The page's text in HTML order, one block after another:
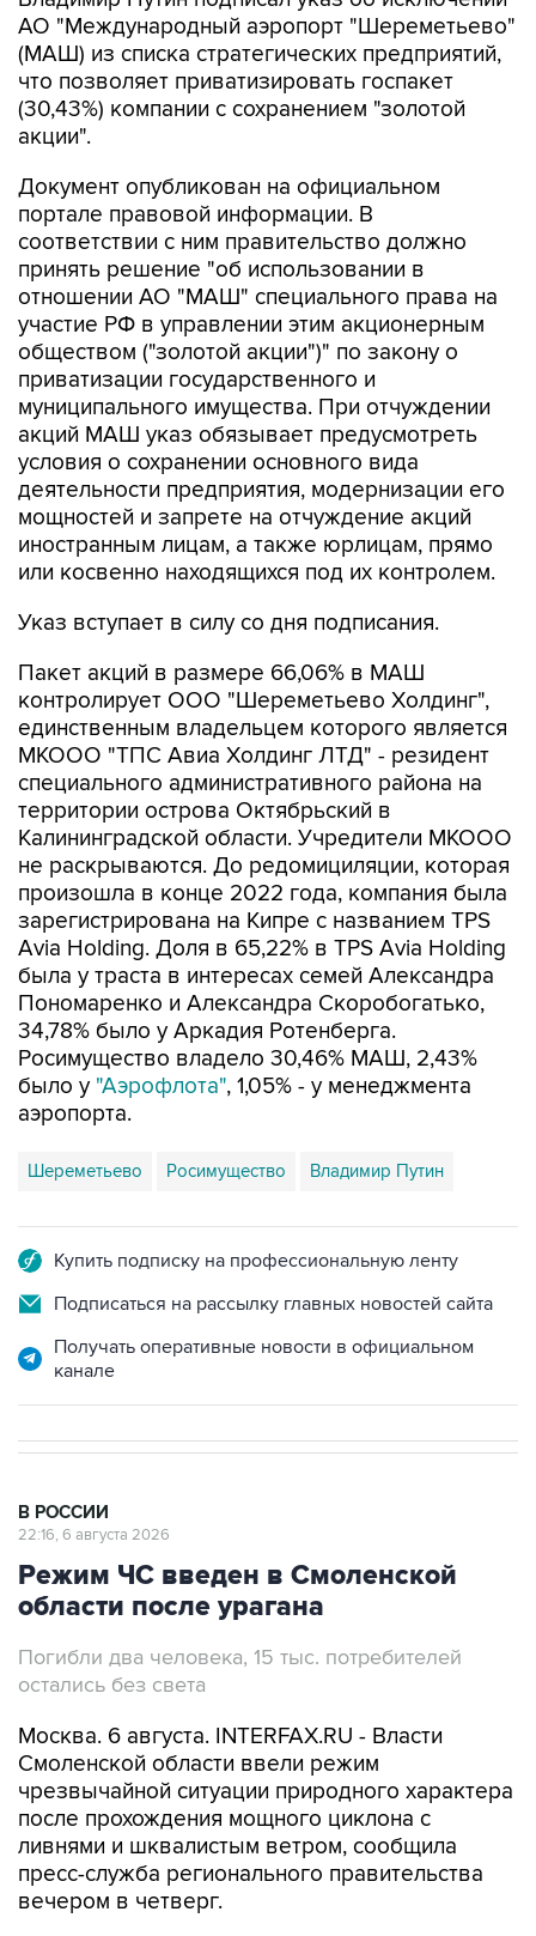
АО "Международный аэропорт "Шереметьево"
(МАШ) из списка стратегических предприятий,
что позволяет приватизировать госпакет
(30,43%) компании с сохранением "золотой
акции".
Документ опубликован на официальном
портале правовой информации. В
соответствии с ним правительство должно
принять решение "об использовании в
отношении АО "МАШ" специального права на
участие РФ в управлении этим акционерным
обществом ("золотой акции")" по закону о
приватизации государственного и
муниципального имущества. При отчуждении
акций МАШ указ обязывает предусмотреть
условия о сохранении основного вида
деятельности предприятия, модернизации его
мощностей и запрете на отчуждение акций
иностранным лицам, а также юрлицам, прямо
или косвенно находящихся под их контролем.
Указ вступает в силу со дня подписания.
Пакет акций в размере 66,06% в МАШ
контролирует ООО "Шереметьево Холдинг",
единственным владельцем которого является
МКООО "ТПС Авиа Холдинг ЛТД" - резидент
специального административного района на
территории острова Октябрьский в
Калининградской области. Учредители МКООО
не раскрываются. До редомициляции, которая
произошла в конце 2022 года, компания была
зарегистрирована на Кипре с названием TPS
Avia Holding. Доля в 65,22% в TPS Avia Holding
была у траста в интересах семей Александра
Пономаренко и Александра Скоробогатько,
34,78% было у Аркадия Ротенберга.
Росимущество владело 30,46% МАШ, 2,43%
было у "Аэрофлота", 1,05% - у менеджмента
аэропорта.
Шереметьево Росимущество Владимир Путин
Купить подписку на профессиональную ленту
Подписаться на рассылку главных новостей сайта
Получать оперативные новости в официальном
канале
В РОССИИ
22:16, 6 августа 2026
Режим ЧС введен в Смоленской
области после урагана
Погибли два человека, 15 тыс. потребителей
остались без света
Москва. 6 августа. INTERFAX.RU - Власти
Смоленской области ввели режим
чрезвычайной ситуации природного характера
после прохождения мощного циклона с
ливнями и шквалистым ветром, сообщила
пресс-служба регионального правительства
вечером в четверг.